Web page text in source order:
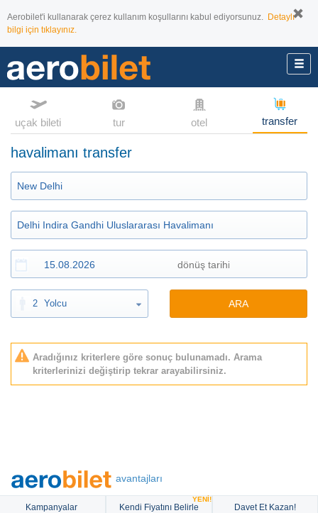
Aerobilet'i kullanarak çerez kullanım koşullarını kabul ediyorsunuz. Detaylı
bilgi için tıklayınız.
uçak bileti tur otel transfer
havalimanı transfer
2 Yolcu ARA
Aradığınız kriterlere göre sonuç bulunamadı. Arama
kriterlerinizi değiştirip tekrar arayabilirsiniz.
avantajları
Kampanyalar Kendi Fiyatını Belirle
YENİ!
Davet Et Kazan!